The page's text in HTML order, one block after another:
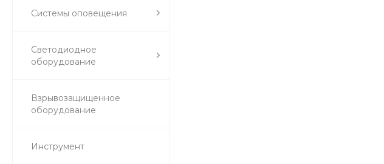
Системы оповещения
Светодиодное
оборудование
Взрывозащищенное
оборудование
Инструмент